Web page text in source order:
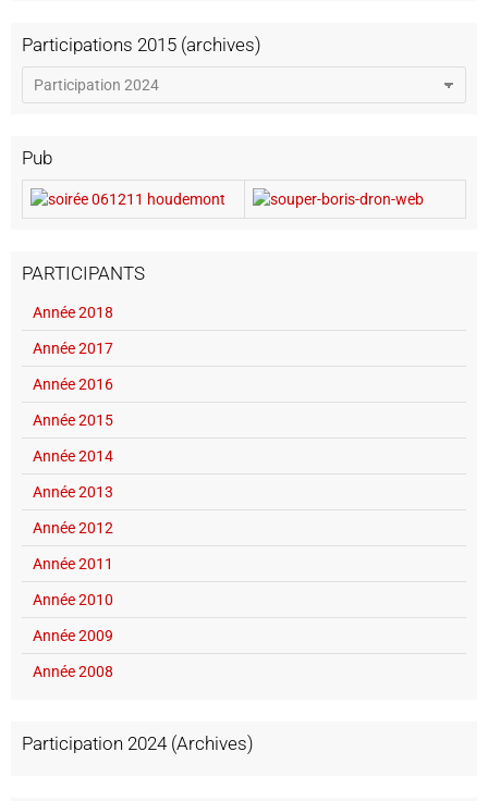
Participations 2015 (archives)
Pub
PARTICIPANTS
Année 2018
Année 2017
Année 2016
Année 2015
Année 2014
Année 2013
Année 2012
Année 2011
Année 2010
Année 2009
Année 2008
Participation 2024 (Archives)